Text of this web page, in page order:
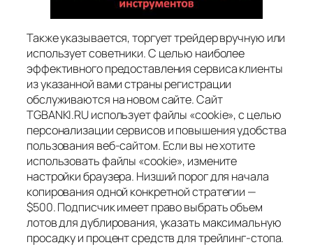
Также указывается, торгует трейдер вручную или
использует советники. С целью наиболее
эффективного предоставления сервиса клиенты
из указанной вами страны регистрации
обслуживаются на новом сайте. Сайт
TGBANKI.RU использует файлы «cookie», с целью
персонализации сервисов и повышения удобства
пользования веб-сайтом. Если вы не хотите
использовать файлы «cookie», измените
настройки браузера. Низший порог для начала
копирования одной конкретной стратегии —
$500. Подписчик имеет право выбрать объем
лотов для дублирования, указать максимальную
просадку и процент средств для трейлинг-стопа.